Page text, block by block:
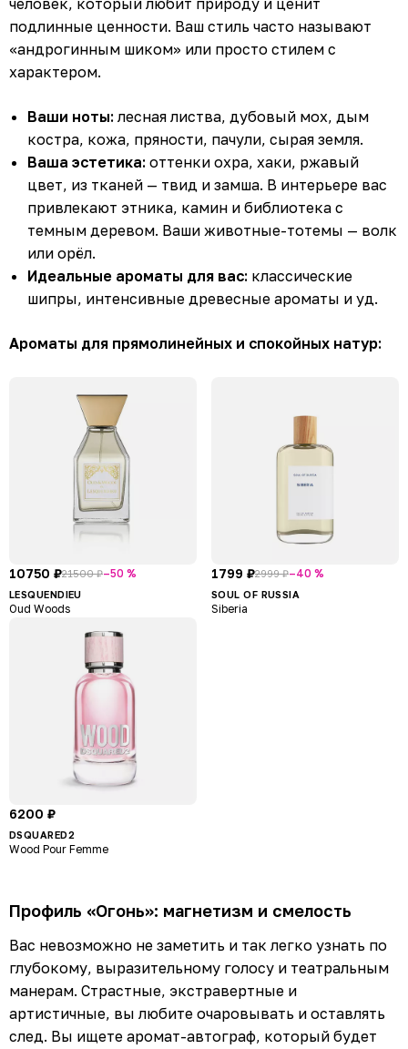
человек, который любит природу и ценит
подлинные ценности. Ваш стиль часто называют
«андрогинным шиком» или просто стилем с
характером.
Ваши ноты: лесная листва, дубовый мох, дым
костра, кожа, пряности, пачули, сырая земля.
Ваша эстетика: оттенки охра, хаки, ржавый
цвет, из тканей — твид и замша. В интерьере вас
привлекают этника, камин и библиотека с
темным деревом. Ваши животные-тотемы — волк
или орёл.
Идеальные ароматы для вас: классические
шипры, интенсивные древесные ароматы и уд.
Ароматы для прямолинейных и спокойных натур:
10750 ₽21500 ₽–50 %
LESQUENDIEU
Oud Woods
1799 ₽2999 ₽–40 %
SOUL OF RUSSIA
Siberia
6200 ₽
DSQUARED2
Wood Pour Femme
Профиль «Огонь»: магнетизм и смелость
Вас невозможно не заметить и так легко узнать по
глубокому, выразительному голосу и театральным
манерам. Страстные, экстравертные и
артистичные, вы любите очаровывать и оставлять
след. Вы ищете аромат-автограф, который будет